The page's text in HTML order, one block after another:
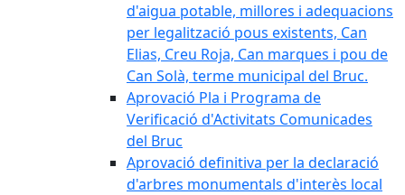
d'aigua potable, millores i adequacions
per legalització pous existents, Can
Elias, Creu Roja, Can marques i pou de
Can Solà, terme municipal del Bruc.
Aprovació Pla i Programa de
Verificació d'Activitats Comunicades
del Bruc
Aprovació definitiva per la declaració
d'arbres monumentals d'interès local